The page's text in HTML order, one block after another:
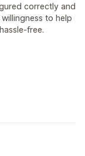
correctly and
to help
free.